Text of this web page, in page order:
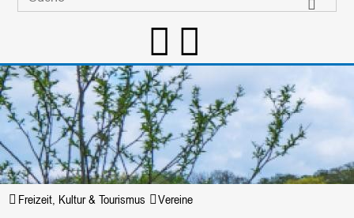
Freizeit, Kultur & Tourismus Vereine